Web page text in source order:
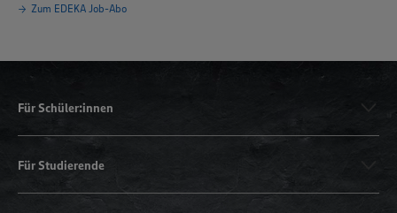
Zum EDEKA Job-Abo
Für Schüler:innen
Für Studierende